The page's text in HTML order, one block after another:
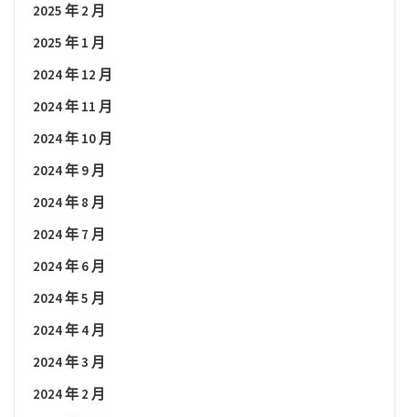
2025 年 2 月
2025 年 1 月
2024 年 12 月
2024 年 11 月
2024 年 10 月
2024 年 9 月
2024 年 8 月
2024 年 7 月
2024 年 6 月
2024 年 5 月
2024 年 4 月
2024 年 3 月
2024 年 2 月